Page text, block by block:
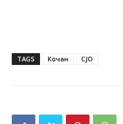
TAGS Кочан СЈО